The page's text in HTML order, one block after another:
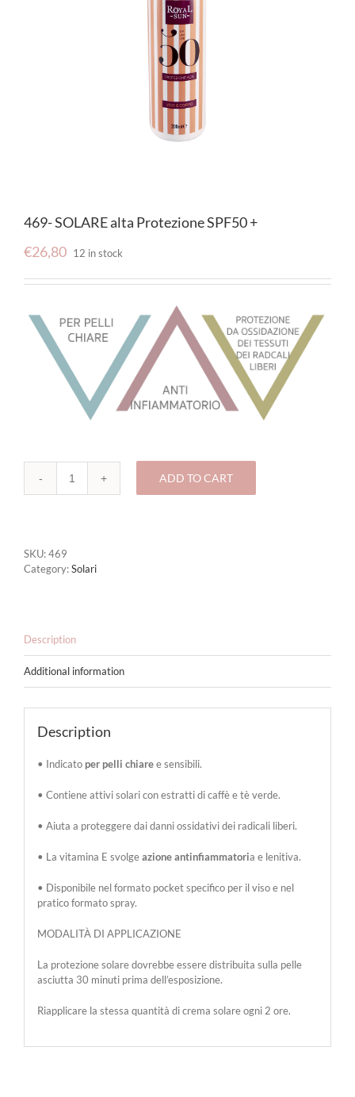
469- SOLARE alta Protezione SPF50 +
€26,80 12 in stock
469-
quantity
ADD TO CART
SKU:469
Category:Solari
Description
Additional information
Description
• Indicato per pelli chiaree sensibili.
• Contiene attivi solari con estratti di caffè e tè verde.
• Aiuta a proteggere dai danni ossidativi dei radicali liberi.
• La vitamina E svolgeazione antinfiammatoria e lenitiva.
• Disponibile nel formato pocket specifico per il viso e nel
pratico formato spray.
MODALITÀ DI APPLICAZIONE
La protezione solare dovrebbe essere distribuita sulla pelle
asciutta 30 minuti prima dell’esposizione.
Riapplicare la stessa quantità di crema solare ogni 2 ore.